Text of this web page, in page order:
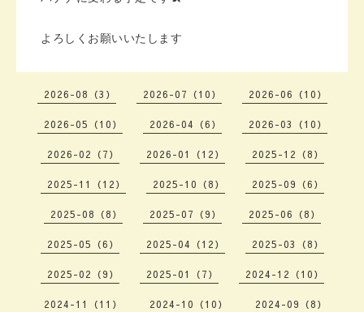
よろしくお願いいたします
2026-08（3） 2026-07（10） 2026-06（10）
2026-05（10） 2026-04（6） 2026-03（10）
2026-02（7） 2026-01（12） 2025-12（8）
2025-11（12） 2025-10（8） 2025-09（6）
2025-08（8） 2025-07（9） 2025-06（8）
2025-05（6） 2025-04（12） 2025-03（8）
2025-02（9） 2025-01（7） 2024-12（10）
2024-11（11） 2024-10（10） 2024-09（8）